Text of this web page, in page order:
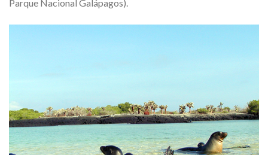
Parque Nacional Galápagos).